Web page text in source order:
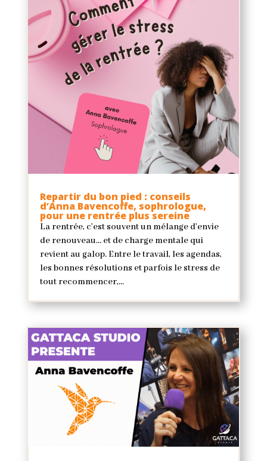
Repartir du bon pied : conseils
d’Anna Bavencoffe, sophrologue,
pour une rentrée plus sereine
La rentrée, c’est souvent un mélange d’envie
de renouveau… et de charge mentale qui
revient au galop. Entre le travail, les agendas,
les bonnes résolutions et parfois le stress de
tout recommencer,...